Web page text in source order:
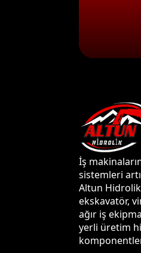
İş
sistemleri
Altun
ekskavatör,
ağır iş
yerli üretim